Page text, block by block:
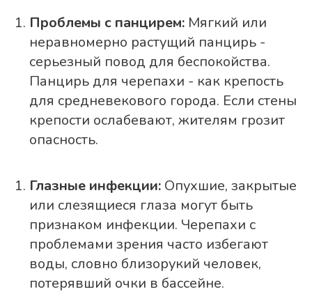
Проблемы с панцирем: Мягкий или
неравномерно растущий панцирь -
серьезный повод для беспокойства.
Панцирь для черепахи - как крепость
для средневекового города. Если стены
крепости ослабевают, жителям грозит
опасность.
Глазные инфекции: Опухшие, закрытые
или слезящиеся глаза могут быть
признаком инфекции. Черепахи с
проблемами зрения часто избегают
воды, словно близорукий человек,
потерявший очки в бассейне.